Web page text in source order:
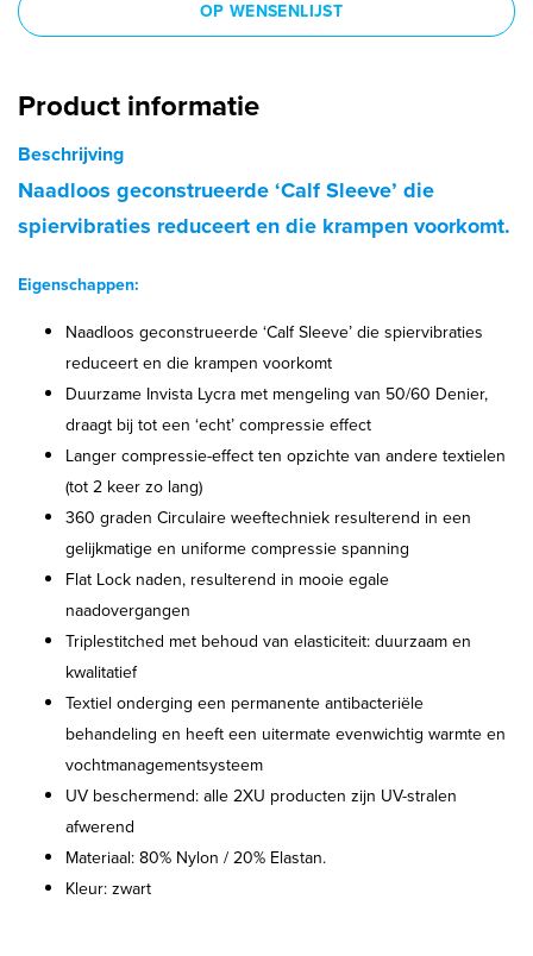
OP WENSENLIJST
Product informatie
Beschrijving
Naadloos geconstrueerde ‘Calf Sleeve’ die
spiervibraties reduceert en die krampen voorkomt.
Eigenschappen:
Naadloos geconstrueerde ‘Calf Sleeve’ die spiervibraties
reduceert en die krampen voorkomt
Duurzame Invista Lycra met mengeling van 50/60 Denier,
draagt bij tot een ‘echt’ compressie effect
Langer compressie-effect ten opzichte van andere textielen
(tot 2 keer zo lang)
360 graden Circulaire weeftechniek resulterend in een
gelijkmatige en uniforme compressie spanning
Flat Lock naden, resulterend in mooie egale
naadovergangen
Triplestitched met behoud van elasticiteit: duurzaam en
kwalitatief
Textiel onderging een permanente antibacteriële
behandeling en heeft een uitermate evenwichtig warmte en
vochtmanagementsysteem
UV beschermend: alle 2XU producten zijn UV-stralen
afwerend
Materiaal: 80% Nylon / 20% Elastan.
Kleur: zwart